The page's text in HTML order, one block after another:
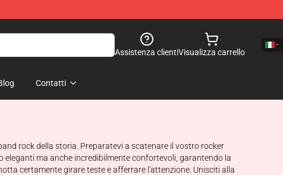
Assistenza clientiVisualizza carrello
Contatti
rock della storia. Preparatevi a scatenare il vostro rocker
ma anche incredibilmente confortevoli, garantendo la
certamente girare teste e afferrare l'attenzione. Unisciti alla